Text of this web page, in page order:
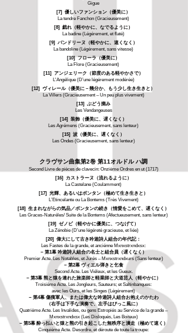
Gigue
[7] 優しいファンション（優美に）
La tendre Fanchon (Gracieusement)
[8] 戯れ（軽やかに、なでるように）
La badine (Légérement, et flaté)
[9] バンドリーヌ（軽やかに、速くなく）
La bandoline (Légérement, sans vitesse)
[10] フローラ（優美に）
La Flore (Gracieusement)
[11] アンジェリーク（節度のある軽やかさで）
L'Angélique (D’une légérement modérée)
[12] ヴィレール（優美に – 幾分か、もう少し生き生きと）
La Villers (Gracieusement – Un peu plus vivement)
[13] ぶどう摘み
Les Vendangeuses
[14] 装飾（優美に、遅くなく）
Les Agrémens (Gracieusement, sans lenteur)
[15] 波（優美に、遅くなく）
Les Ondes (Gracieusement, sans lenteur)
クラヴサン曲集第2巻 第11オルドル ハ調
Second Livre de pièces de clavecin: Onzième Ordres en ut (1717)
[16] カストラーヌ（流れるように）
La Castelane (Coulamment)
[17] 光輝、あるいはボンタン（極めて生き生きと）
L’Etincelante ou La Bontems (Très Vivement)
[18] 生まれながらの気品／ボンタンの続き（情愛をこめて、遅くなく）
Les Graces-Naturéles/ Suite de la Bontems (Afectueusement, sans lenteur)
[19] ゼノビ（軽やかに優美に、つなげて）
La Zénobie (D’une légéreté gracieuse, et liée)
[20] 偉大にして古き吟遊詩人組合の年代記：
Les Fastes de la grande, et anciénne Mxnxstrxndxsx:
− 第1幕 吟遊詩人組合の名士と組合員（遅くなく）
Premier Acte. Les Notables, et Jurés – Mxnxstrxndxurs (Sans lenteur)
− 第2幕 ヴィエル弾きと乞食
Second Acte. Les Viéleux, et les Gueux.
− 第3幕 熊と猿を連れた旅楽師と軽業師と大道芸人（軽やかに）
Troisième Acte. Les Jongleurs, Sauteurs; et Saltinbanques:
avec les Ours, et les Singes (Légérement)
− 第4幕 傷痍軍人、または偉大な吟遊詩人組合お抱えのかたわ
（右手は下手な演奏で、左手はびっこ風に）
Quatrième Acte. Les Invalides, ou gens Estropiés au Service de la grande –
Mxnxstrxndxsx (Les Disloqués, Les Boiteux)
− 第5幕 酔っ払いと猿と熊の引き起こした無秩序と潰走（極めて速く）
Cinquième Acte. Desordre, et déroute de toute la troupe: